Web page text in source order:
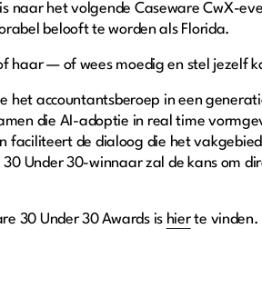
naar het volgende Caseware CwX-
belooft te worden als Florida.
haar — of wees moedig en stel jezelf
het accountantsberoep in een
die AI-adoptie in real time
de dialoog die het
Under 30-winnaar zal de kans om
30 Under 30 Awards is hierte vinden.